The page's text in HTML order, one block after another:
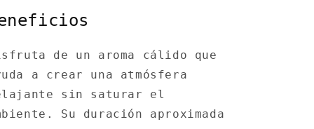
de un aroma cálido que
a crear una atmósfera
sin saturar el
Su duración aproximada